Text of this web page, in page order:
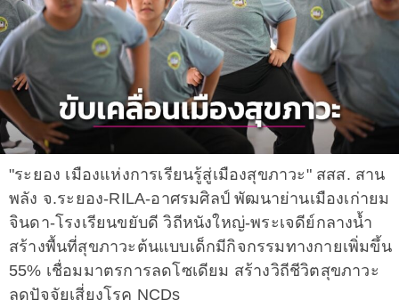
"ระยอง เมืองแห่งการเรียนรู้สู่เมืองสุขภาวะ" สสส. สาน
พลัง จ.ระยอง-RILA-อาศรมศิลป์ พัฒนาย่านเมืองเก่ายม
จินดา-โรงเรียนขยับดี วิถีหนังใหญ่-พระเจดีย์กลางน้ำ
สร้างพื้นที่สุขภาวะต้นแบบเด็กมีกิจกรรมทางกายเพิ่มขึ้น
55% เชื่อมมาตรการลดโซเดียม สร้างวิถีชีวิตสุขภาวะ
ลดปัจจัยเสี่ยงโรค NCDs